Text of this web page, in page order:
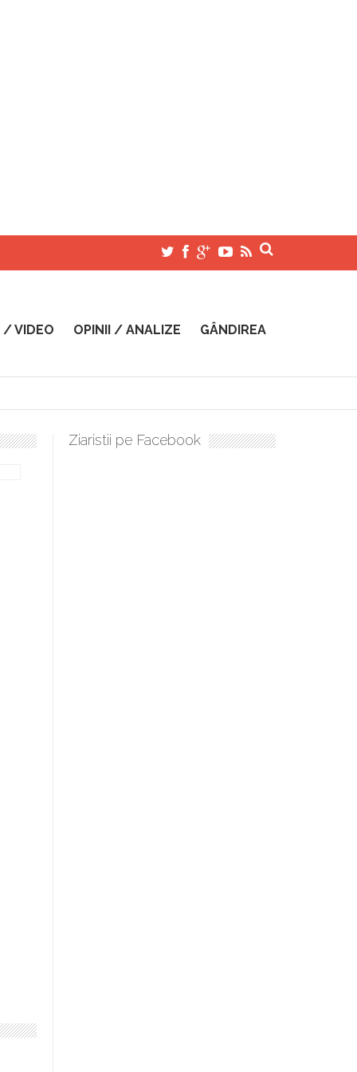
/ VIDEO OPINII / ANALIZE GÂNDIREA
Sculați, sculați, boieri mari! Sara Nukina are nevoie de ajutorul
Ziaristii pe Facebook